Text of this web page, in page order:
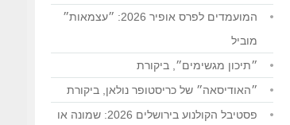
המועמדים לפרס אופיר 2026: ״עצמאות״
מוביל
״תיכון מגשימים״, ביקורת
״האודיסאה״ של כריסטופר נולאן, ביקורת
פסטיבל הקולנוע בירושלים 2026: שמונה או